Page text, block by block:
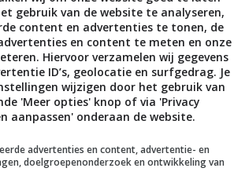
gebruik van de website te analyseren,
content en advertenties te tonen, de
en content te meten en onze
Hiervoor verzamelen wij gegevens
ID’s, geolocatie en surfgedrag. Je
wijzigen door het gebruik van
'Meer opties' knop of via 'Privacy
aanpassen' onderaan de website.
advertenties en content, advertentie- en
doelgroepenonderzoek en ontwikkeling van